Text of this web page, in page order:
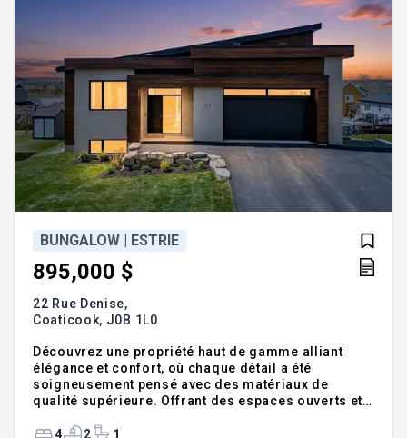
BUNGALOW | ESTRIE
895,000 $
22 Rue Denise,
Coaticook, J0B 1L0
Découvrez une propriété haut de gamme alliant
élégance et confort, où chaque détail a été
soigneusement pensé avec des matériaux de
qualité supérieure. Offrant des espaces ouverts et
distingue par la suite parentale raffinée avec salle
4 2 1